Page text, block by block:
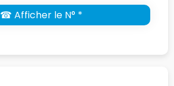
☎ Afficher le N° *